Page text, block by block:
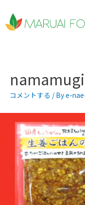
コメントする / Bye-